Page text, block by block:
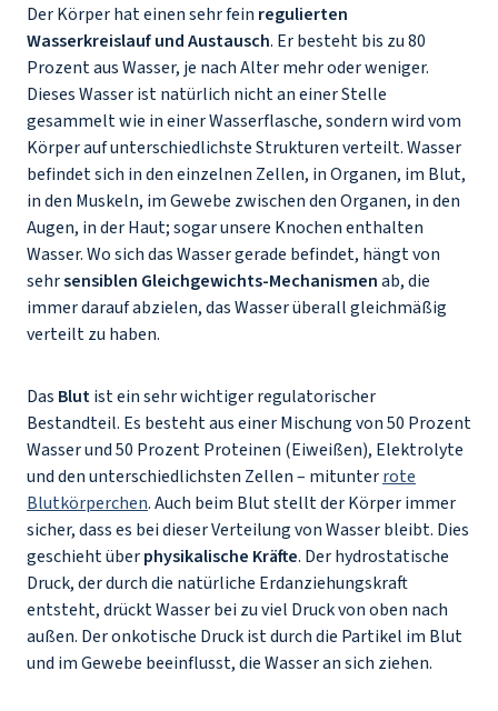
Der Körper hat einen sehr fein regulierten
Wasserkreislauf und Austausch. Er besteht bis zu 80
Prozent aus Wasser, je nach Alter mehr oder weniger.
Dieses Wasser ist natürlich nicht an einer Stelle
gesammelt wie in einer Wasserflasche, sondern wird vom
Körper auf unterschiedlichste Strukturen verteilt. Wasser
befindet sich in den einzelnen Zellen, in Organen, im Blut,
in den Muskeln, im Gewebe zwischen den Organen, in den
Augen, in der Haut; sogar unsere Knochen enthalten
Wasser. Wo sich das Wasser gerade befindet, hängt von
sehrsensiblen Gleichgewichts-Mechanismenab, die
immer darauf abzielen, das Wasser überall gleichmäßig
verteilt zu haben.
Das Blutist ein sehr wichtiger regulatorischer
Bestandteil. Es besteht aus einer Mischung von 50 Prozent
Wasser und 50 Prozent Proteinen (Eiweißen), Elektrolyte
und den unterschiedlichsten Zellen – mitunterrote
Blutkörperchen. Auch beim Blut stellt der Körper immer
sicher, dass es bei dieser Verteilung von Wasser bleibt. Dies
geschieht überphysikalische Kräfte. Der hydrostatische
Druck, der durch die natürliche Erdanziehungskraft
entsteht, drückt Wasser bei zu viel Druck von oben nach
außen. Der onkotische Druck ist durch die Partikel im Blut
und im Gewebe beeinflusst, die Wasser an sich ziehen.